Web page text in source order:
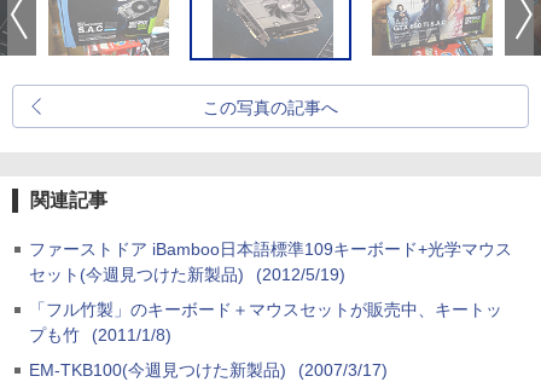
この写真の記事へ
関連記事
ファーストドア iBamboo日本語標準109キーボード+光学マウス
セット(今週見つけた新製品)
(2012/5/19)
「フル竹製」のキーボード＋マウスセットが販売中、キートッ
プも竹
(2011/1/8)
EM-TKB100(今週見つけた新製品)
(2007/3/17)